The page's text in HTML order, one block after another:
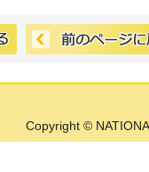
Copyright ©